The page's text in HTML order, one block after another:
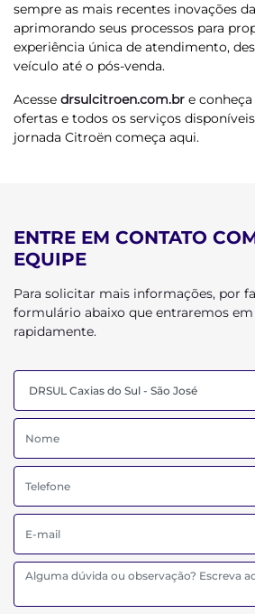
sempre as mais recentes inovações
aprimorando seus processos para
experiência única de atendimento,
veículo até o pós-venda.
Acesse drsulcitroen.com.br e
ofertas e todos os serviços
jornada Citroën começa aqui.
ENTRE EM CONTATO
EQUIPE
Para solicitar mais informações, por
formulário abaixo que entraremos
rapidamente.